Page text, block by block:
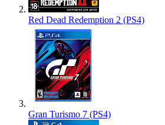
Red Dead Redemption 2 (PS4)
Gran Turismo 7 (PS4)